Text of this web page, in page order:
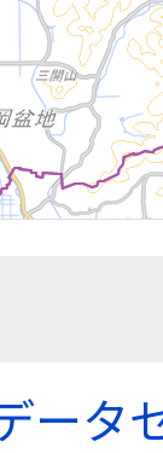
ータ